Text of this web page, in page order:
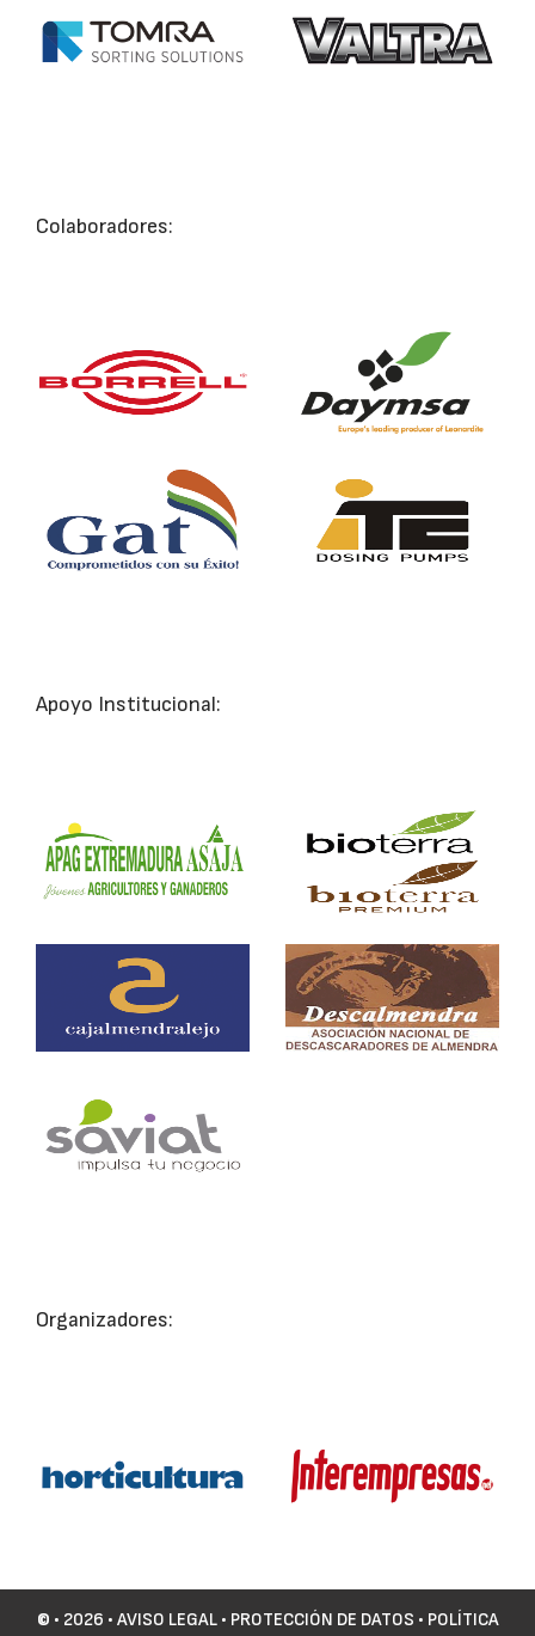
Colaboradores:
Apoyo Institucional:
Organizadores:
© • 2026 • AVISO LEGAL• PROTECCIÓN DE DATOS • POLÍTICA